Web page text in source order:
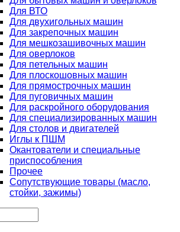
Для ВТО
Для двухигольных машин
Для закрепочных машин
Для мешкозашивочных машин
Для оверлоков
Для петельных машин
Для плоскошовных машин
Для прямострочных машин
Для пуговичных машин
Для раскройного оборудования
Для специализированных машин
Для столов и двигателей
Иглы к ПШМ
Окантователи и специальные
приспособления
Прочее
Сопутствующие товары (масло,
стойки, зажимы)